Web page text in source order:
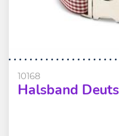
10168
Halsband